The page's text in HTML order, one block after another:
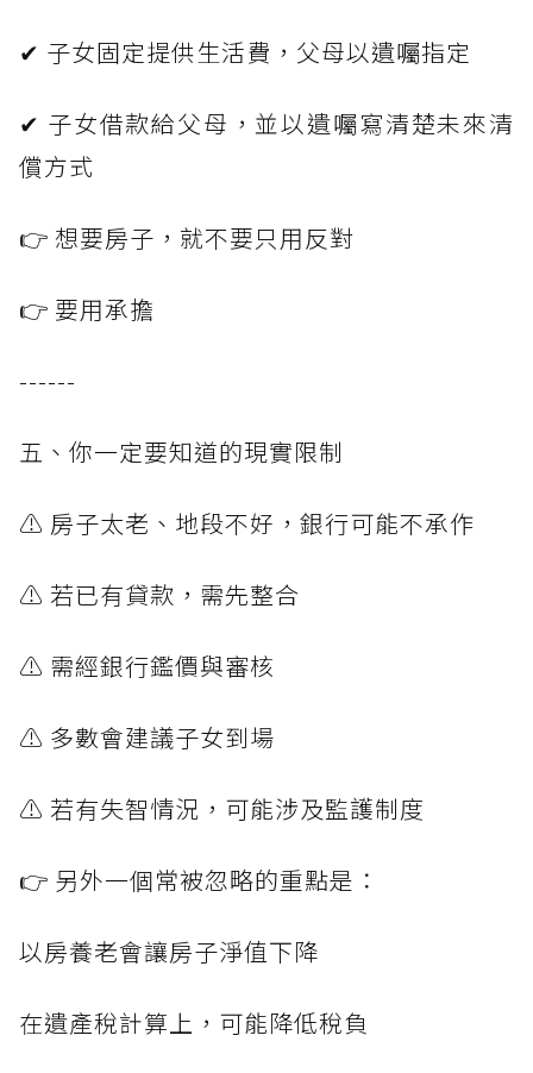
✔ 子女固定提供生活費，父母以遺囑指定
✔ 子女借款給父母，並以遺囑寫清楚未來清
償方式
👉 想要房子，就不要只用反對
👉 要用承擔
------
五、你一定要知道的現實限制
⚠️ 房子太老、地段不好，銀行可能不承作
⚠️ 若已有貸款，需先整合
⚠️ 需經銀行鑑價與審核
⚠️ 多數會建議子女到場
⚠️ 若有失智情況，可能涉及監護制度
👉 另外一個常被忽略的重點是：
以房養老會讓房子淨值下降
在遺產稅計算上，可能降低稅負